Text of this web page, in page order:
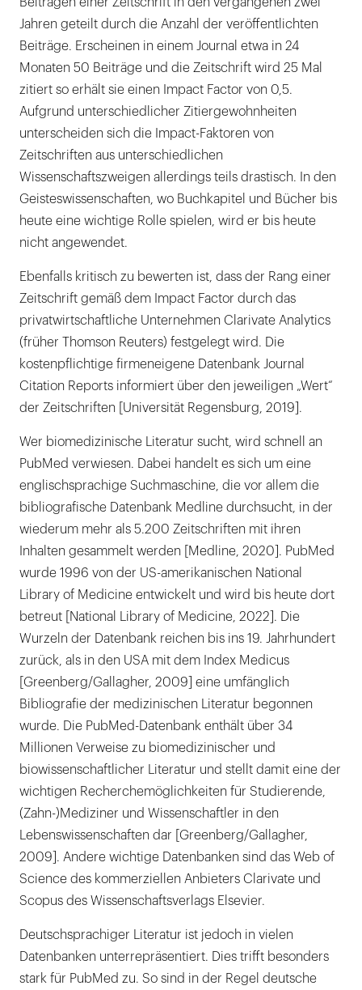
Jahren geteilt durch die Anzahl der veröffentlichten
Beiträge. Erscheinen in einem Journal etwa in 24
Monaten 50 Beiträge und die Zeitschrift wird 25 Mal
zitiert so erhält sie einen Impact Factor von 0,5.
Aufgrund unterschiedlicher Zitiergewohnheiten
unterscheiden sich die Impact-Faktoren von
Zeitschriften aus unterschiedlichen
Wissenschaftszweigen allerdings teils drastisch. In den
Geisteswissenschaften, wo Buchkapitel und Bücher bis
heute eine wichtige Rolle spielen, wird er bis heute
nicht angewendet.
Ebenfalls kritisch zu bewerten ist, dass der Rang einer
Zeitschrift gemäß dem Impact Factor durch das
privatwirtschaftliche Unternehmen Clarivate Analytics
(früher Thomson Reuters) festgelegt wird. Die
kostenpflichtige firmeneigene Datenbank Journal
Citation Reports informiert über den jeweiligen „Wert“
der Zeitschriften [Universität Regensburg, 2019].
Wer biomedizinische Literatur sucht, wird schnell an
PubMed verwiesen. Dabei handelt es sich um eine
englischsprachige Suchmaschine, die vor allem die
bibliografische Datenbank Medline durchsucht, in der
wiederum mehr als 5.200 Zeitschriften mit ihren
Inhalten gesammelt werden [Medline, 2020]. PubMed
wurde 1996 von der US-amerikanischen National
Library of Medicine entwickelt und wird bis heute dort
betreut [National Library of Medicine, 2022]. Die
Wurzeln der Datenbank reichen bis ins 19. Jahrhundert
zurück, als in den USA mit dem Index Medicus
[Greenberg/Gallagher, 2009] eine umfänglich
Bibliografie der medizinischen Literatur begonnen
wurde. Die PubMed-Datenbank enthält über 34
Millionen Verweise zu biomedizinischer und
biowissenschaftlicher Literatur und stellt damit eine der
wichtigen Recherchemöglichkeiten für Studierende,
(Zahn-)Mediziner und Wissenschaftler in den
Lebenswissenschaften dar [Greenberg/Gallagher,
2009]. Andere wichtige Datenbanken sind das Web of
Science des kommerziellen Anbieters Clarivate und
Scopus des Wissenschaftsverlags Elsevier.
Deutschsprachiger Literatur ist jedoch in vielen
Datenbanken unterrepräsentiert. Dies trifft besonders
stark für PubMed zu. So sind in der Regel deutsche